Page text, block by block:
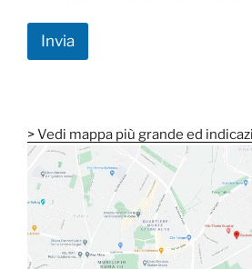
u
C
e
n
Invia
> Vedi mappa più grande ed